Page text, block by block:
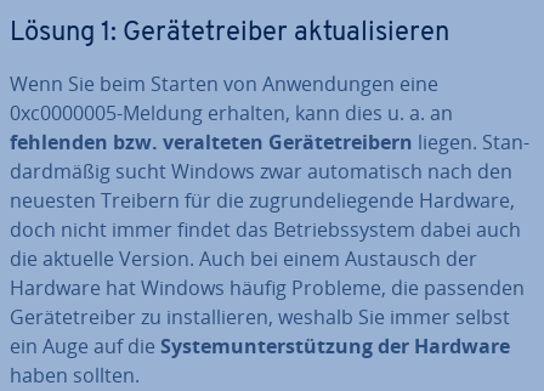
Lösung 1: Ge­rä­te­trei­ber ak­tua­li­sie­ren
Wenn Sie beim Starten von An­wen­dun­gen eine
0xc0000005-Meldung erhalten, kann dies u. a. an
fehlenden bzw. ver­al­te­ten Ge­rä­te­trei­bern liegen. Stan­
dard­mä­ßig sucht Windows zwar au­to­ma­tisch nach den
neuesten Treibern für die zu­grun­de­lie­gen­de Hardware,
doch nicht immer findet das Be­triebs­sys­tem dabei auch
die aktuelle Version. Auch bei einem Austausch der
Hardware hat Windows häufig Probleme, die passenden
Ge­rä­te­trei­ber zu in­stal­lie­ren, weshalb Sie immer selbst
ein Auge auf die Sys­tem­un­ter­stüt­zung der Hardware
haben sollten.